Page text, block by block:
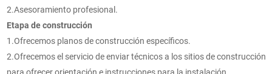
2.Asesoramiento profesional.
Etapa de construcción
1.Ofrecemos planos de construcción específicos.
2.Ofrecemos el servicio de enviar técnicos a los sitios de construcción